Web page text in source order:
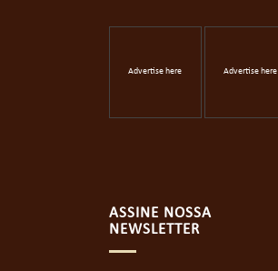
Advertise here Advertise here
ASSINE NOSSA
NEWSLETTER